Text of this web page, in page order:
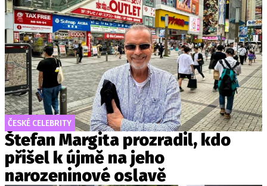
ČESKÉ CELEBRITY
Štefan Margita prozradil, kdo
přišel k újmě na jeho
narozeninové oslavě